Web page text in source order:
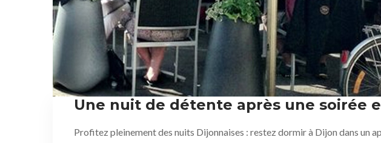
Une nuit de détente après une soirée
Profitez pleinement des nuits Dijonnaises : restez dormir à Dijon dans un